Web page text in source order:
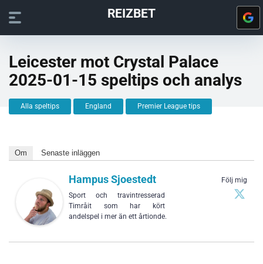
REIZBET
Leicester mot Crystal Palace
2025-01-15 speltips och analys
Alla speltips England Premier League tips
Om Senaste inläggen
Följ mig
Hampus Sjoestedt
Sport och travintresserad
Timråit som har kört
andelspel i mer än ett årtionde.